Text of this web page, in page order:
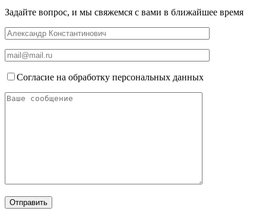
Задайте вопрос, и мы свяжемся с вами в ближайшее время
Согласие на обработку персональных данных